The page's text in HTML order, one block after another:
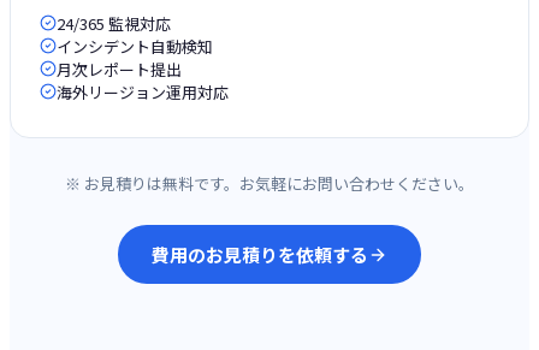
24/365 監視対応
インシデント自動検知
月次レポート提出
海外リージョン運用対応
※ お見積りは無料です。お気軽にお問い合わせください。
費用のお見積りを依頼する